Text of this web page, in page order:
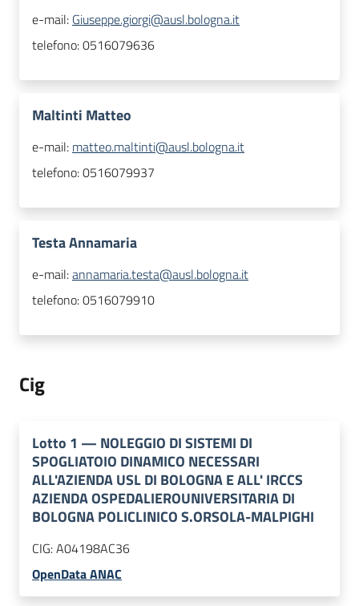
e-mail: Giuseppe.giorgi@ausl.bologna.it
telefono:0516079636
Maltinti Matteo
e-mail: matteo.maltinti@ausl.bologna.it
telefono:0516079937
Testa Annamaria
e-mail:annamaria.testa@ausl.bologna.it
telefono:0516079910
Cig
Lotto 1 — NOLEGGIO DI SISTEMI DI
SPOGLIATOIO DINAMICO NECESSARI
ALL'AZIENDA USL DI BOLOGNA E ALL' IRCCS
AZIENDA OSPEDALIEROUNIVERSITARIA DI
BOLOGNA POLICLINICO S.ORSOLA-MALPIGHI
CIG:A04198AC36
OpenData ANAC